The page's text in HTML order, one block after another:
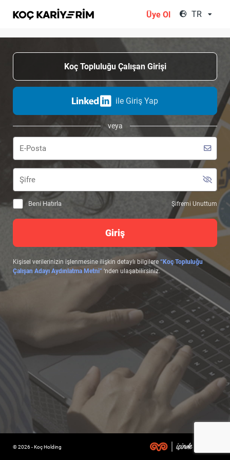
Üye Ol TR
Koç Topluluğu Çalışan Girişi
ile Giriş Yap
veya
Beni Hatırla Şifremi Unuttum
Giriş
Kişisel verilerinizin işlenmesine ilişkin detaylı bilgilere “Koç Topluluğu
Çalışan Adayı Aydınlatma Metni” ‘nden ulaşabilirsiniz.
© 2026 - Koç Holding